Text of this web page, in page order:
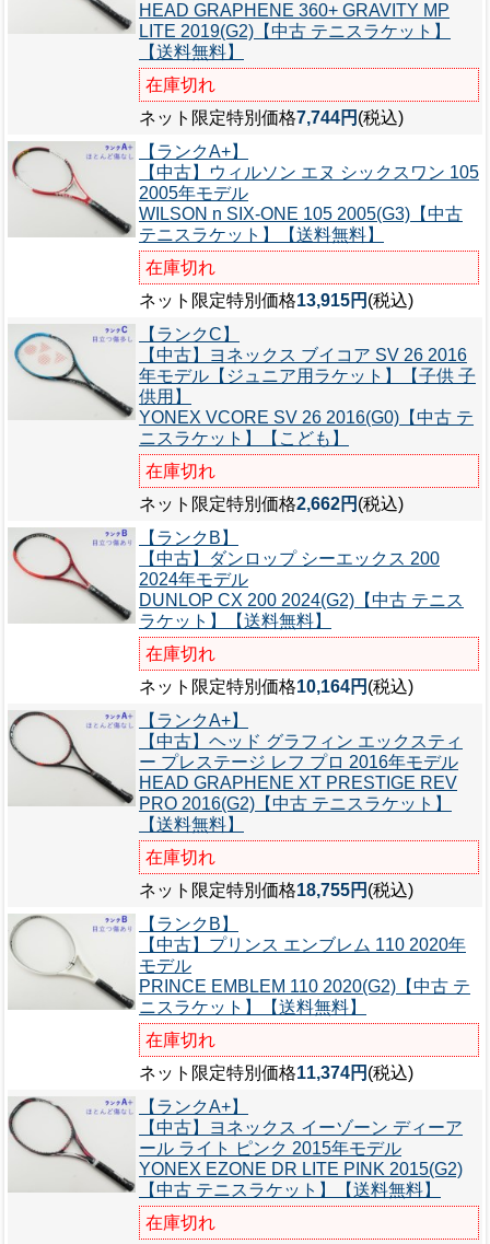
HEAD GRAPHENE 360+ GRAVITY MP
LITE 2019(G2)【中古 テニスラケット】
【送料無料】
在庫切れ
ネット限定特別価格7,744円 (税込)
【ランクA+】
【中古】ウィルソン エヌ シックスワン 105
2005年モデル
WILSON n SIX-ONE 105 2005(G3)【中古
テニスラケット】【送料無料】
在庫切れ
ネット限定特別価格13,915円 (税込)
【ランクC】
【中古】ヨネックス ブイコア SV 26 2016
年モデル【ジュニア用ラケット】【子供 子
供用】
YONEX VCORE SV 26 2016(G0)【中古 テ
ニスラケット】【こども】
在庫切れ
ネット限定特別価格2,662円 (税込)
【ランクB】
【中古】ダンロップ シーエックス 200
2024年モデル
DUNLOP CX 200 2024(G2)【中古 テニス
ラケット】【送料無料】
在庫切れ
ネット限定特別価格10,164円 (税込)
【ランクA+】
【中古】ヘッド グラフィン エックスティ
ー プレステージ レフ プロ 2016年モデル
HEAD GRAPHENE XT PRESTIGE REV
PRO 2016(G2)【中古 テニスラケット】
【送料無料】
在庫切れ
ネット限定特別価格18,755円 (税込)
【ランクB】
【中古】プリンス エンブレム 110 2020年
モデル
PRINCE EMBLEM 110 2020(G2)【中古 テ
ニスラケット】【送料無料】
在庫切れ
ネット限定特別価格11,374円 (税込)
【ランクA+】
【中古】ヨネックス イーゾーン ディーア
ール ライト ピンク 2015年モデル
YONEX EZONE DR LITE PINK 2015(G2)
【中古 テニスラケット】【送料無料】
在庫切れ